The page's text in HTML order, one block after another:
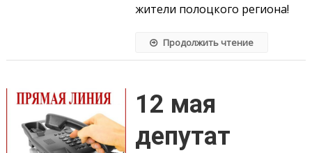
жители полоцкого региона!
Продолжить чтение
12 мая
депутат